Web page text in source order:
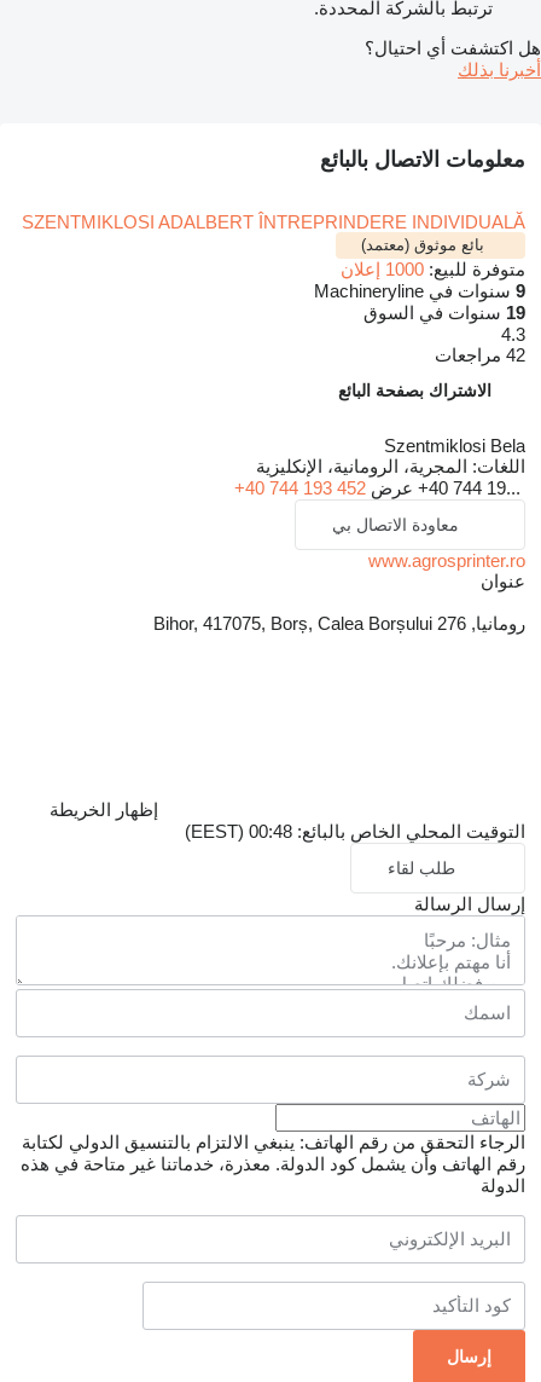
ترتبط بالشركة المحددة.
هل اكتشفت أي احتيال؟
أخبرنا بذلك
معلومات الاتصال بالبائع
SZENTMIKLOSI ADALBERT ÎNTREPRINDERE INDIVIDUALĂ
بائع موثوق (معتمد)
متوفرة للبيع: 1000 إعلان
9 سنوات في Machineryline
19 سنوات في السوق
4.3
42 مراجعات
الاشتراك بصفحة البائع
Szentmiklosi Bela
اللغات: المجرية، الرومانية، الإنكليزية
+40 744 19... عرض +40 744 193 452
معاودة الاتصال بي
www.agrosprinter.ro
عنوان
رومانيا, Bihor, 417075, Borș, Calea Borșului 276
إظهار الخريطة
التوقيت المحلي الخاص بالبائع: 00:48 (EEST)
طلب لقاء
إرسال الرسالة
الرجاء التحقق من رقم الهاتف: ينبغي الالتزام بالتنسيق الدولي لكتابة
رقم الهاتف وأن يشمل كود الدولة. معذرة، خدماتنا غير متاحة في هذه
الدولة